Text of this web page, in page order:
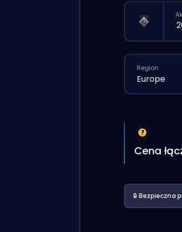
Region
Europe
Cena
🔒 Bezpieczna